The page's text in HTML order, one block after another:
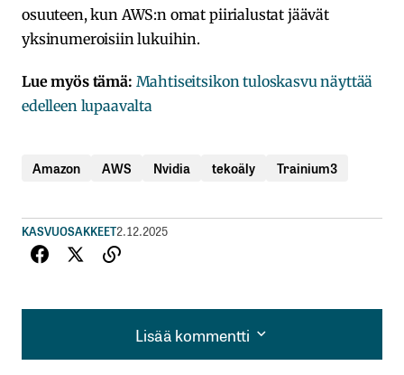
osuuteen, kun AWS:n omat piirialustat jäävät
yksinumeroisiin lukuihin.
Lue myös tämä: Mahtiseitsikon tuloskasvu näyttää
edelleen lupaavalta
Amazon AWS Nvidia tekoäly Trainium3
KASVUOSAKKEET2.12.2025
Lisää kommentti
Lisää kommentti